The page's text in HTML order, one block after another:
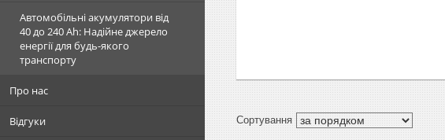
Автомобільні акумулятори від
40 до 240 Ah: Надійне джерело
енергії для будь-якого
транспорту
Про нас
Відгуки